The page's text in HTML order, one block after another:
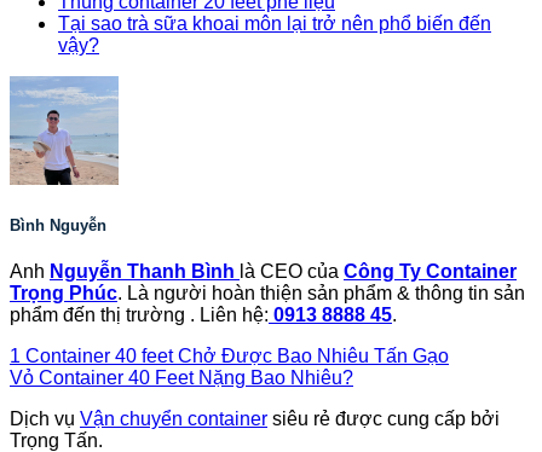
Tại sao trà sữa khoai môn lại trở nên phổ biến đến
vậy?
Bình Nguyễn
Anh Nguyễn Thanh Bình là CEO của Công Ty Container
Trọng Phúc. Là người hoàn thiện sản phẩm & thông tin sản
phẩm đến thị trường . Liên hệ: 0913 8888 45.
1 Container 40 feet Chở Được Bao Nhiêu Tấn Gạo
Vỏ Container 40 Feet Nặng Bao Nhiêu?
Dịch vụ Vận chuyển container siêu rẻ được cung cấp bởi
Trọng Tấn.